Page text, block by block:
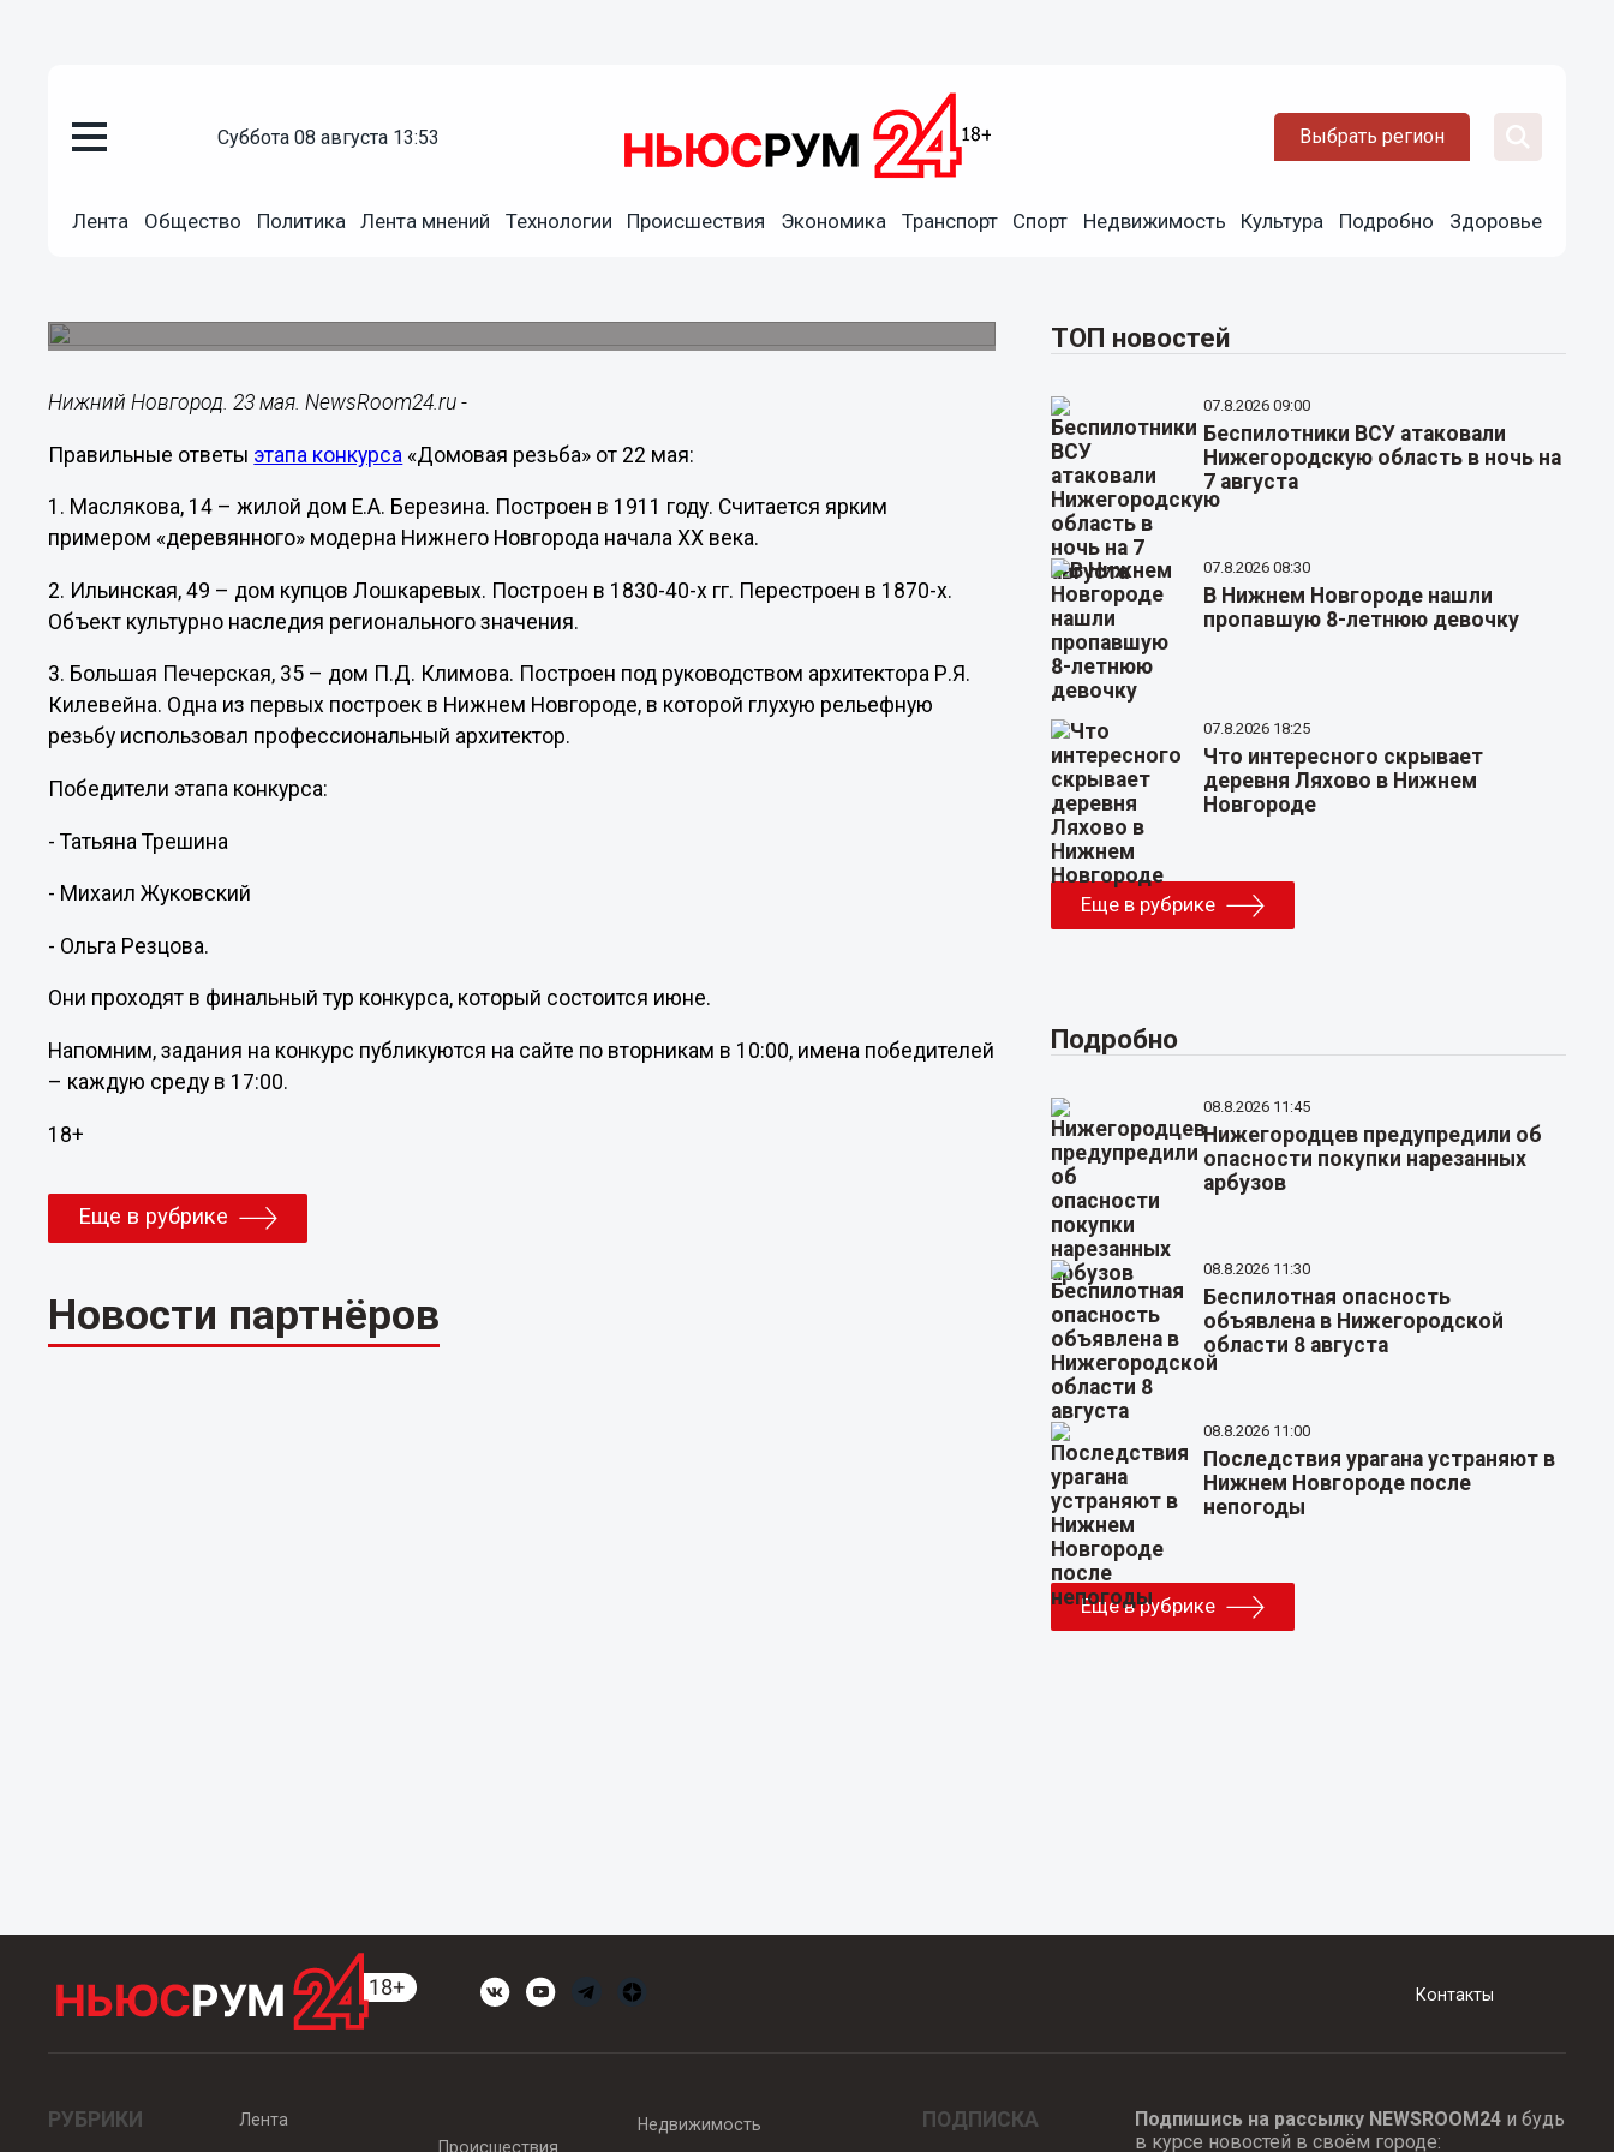
суббота 08 августа 13:53 Выбрать регион
Лента Общество Политика Лента мнений Технологии Происшествия Экономика Транспорт Спорт Недвижимость Культура Подробно Здоровье
23.05.201817:00
Нижний Новгород. 23 мая. NewsRoom24.ru -
Правильные ответы этапа конкурса «Домовая резьба» от 22 мая:
1. Маслякова, 14 – жилой дом Е.А. Березина. Построен в 1911 году. Считается ярким
примером «деревянного» модерна Нижнего Новгорода начала ХХ века.
2. Ильинская, 49 – дом купцов Лошкаревых. Построен в 1830-40-х гг. Перестроен в 1870-х.
Объект культурно наследия регионального значения.
3. Большая Печерская, 35 – дом П.Д. Климова. Построен под руководством архитектора Р.Я.
Килевейна. Одна из первых построек в Нижнем Новгороде, в которой глухую рельефную
резьбу использовал профессиональный архитектор.
Победители этапа конкурса:
- Татьяна Трешина
- Михаил Жуковский
- Ольга Резцова.
Они проходят в финальный тур конкурса, который состоится июне.
Напомним, задания на конкурс публикуются на сайте по вторникам в 10:00, имена победителей
– каждую среду в 17:00.
18+
Еще в рубрике
Новости партнёров
ТОП новостей
07.8.2026 09:00
Беспилотники ВСУ атаковали
Нижегородскую область в ночь на
7 августа
07.8.2026 08:30
В Нижнем Новгороде нашли
пропавшую 8-летнюю девочку
07.8.2026 18:25
Что интересного скрывает
деревня Ляхово в Нижнем
Новгороде
Еще в рубрике
Подробно
08.8.2026 11:45
Нижегородцев предупредили об
опасности покупки нарезанных
арбузов
08.8.2026 11:30
Беспилотная опасность
объявлена в Нижегородской
области 8 августа
08.8.2026 11:00
Последствия урагана устраняют в
Нижнем Новгороде после
непогоды
Еще в рубрике
Контакты
РУБРИКИ
Лента
Происшествия
Недвижимость ПОДПИСКА Подпишись на рассылку NEWSROOM24и будь
в курсе новостей в своём городе: